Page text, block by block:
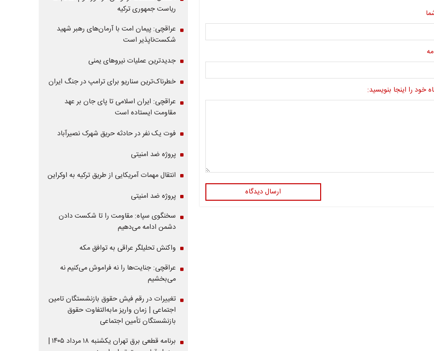
خود را اینجا بنویسید:
ارسال دیدگاه
ریاست جمهوری ترکیه
عراقچی: پیمان امت با آرمان‌های رهبر شهید
شکست‌ناپذیر است
جدیدترین عملیات نیروهای یمنی
خطرناک‌ترین سناریو برای ترامپ در جنگ ایران
عراقچی: ایران اسلامی تا پای جان بر عهد
مقاومت ایستاده است
فوت یک نفر در حادثه حریق شهرک نصیرآباد
پروژه ضد امنیتی
انتقال مهمات آمریکایی از طریق ترکیه به اوکراین
پروژه ضد امنیتی
سخنگوی سپاه: مقاومت را تا شکست دادن
دشمن ادامه می‌دهیم
واکنش تحلیلگر عراقی به توافق مکه
عراقچی: جنایت‌ها را نه فراموش می‌کنیم نه
می‌بخشیم
تغییرات در رقم فیش حقوق بازنشستگان تامین
اجتماعی | زمان واریز مابه‌التفاوت حقوق
بازنشستگان تأمین اجتماعی
برنامه قطعی برق تهران یکشنبه ۱۸ مرداد ۱۴۰۵ |